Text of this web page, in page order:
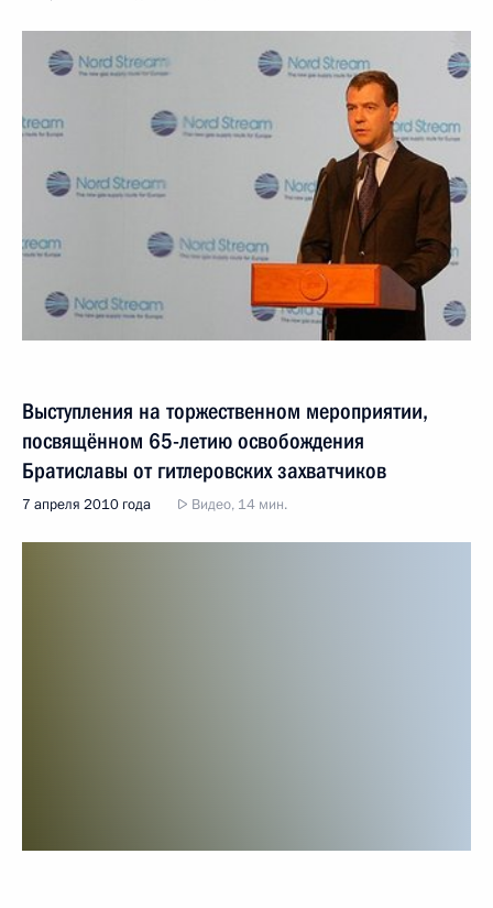
Выступления на торжественном мероприятии,
посвящённом 65-летию освобождения
Братиславы от гитлеровских захватчиков
7 апреля 2010 года Видео, 14 мин.